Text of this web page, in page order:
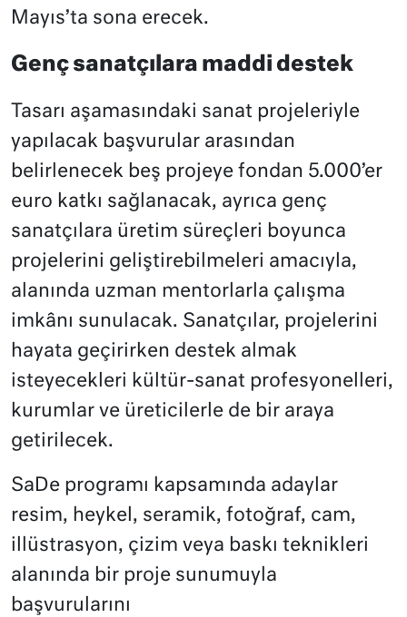
Mayıs’ta sona erecek.
Genç sanatçılara maddi destek
Tasarı aşamasındaki sanat projeleriyle
yapılacak başvurular arasından
belirlenecek beş projeye fondan 5.000’er
euro katkı sağlanacak, ayrıca genç
sanatçılara üretim süreçleri boyunca
projelerini geliştirebilmeleri amacıyla,
alanında uzman mentorlarla çalışma
imkânı sunulacak. Sanatçılar, projelerini
hayata geçirirken destek almak
isteyecekleri kültür-sanat profesyonelleri,
kurumlar ve üreticilerle de bir araya
getirilecek.
SaDe programı kapsamında adaylar
resim, heykel, seramik, fotoğraf, cam,
illüstrasyon, çizim veya baskı teknikleri
alanında bir proje sunumuyla
başvurularını